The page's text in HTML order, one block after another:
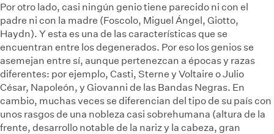
Por otro lado, casi ningún genio tiene parecido ni con el
padre ni con la madre (Foscolo, Miguel Ángel, Giotto,
Haydn). Y esta es una de las características que se
encuentran entre los degenerados. Por eso los genios se
asemejan entre sí, aunque pertenezcan a épocas y razas
diferentes: por ejemplo, Casti, Sterne y Voltaire o Julio
César, Napoleón, y Giovanni de las Bandas Negras. En
cambio, muchas veces se diferencian del tipo de su país con
unos rasgos de una nobleza casi sobrehumana (altura de la
frente, desarrollo notable de la nariz y la cabeza, gran